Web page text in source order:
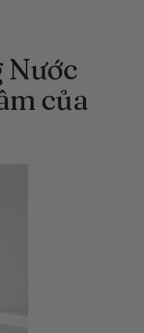
Nước
của